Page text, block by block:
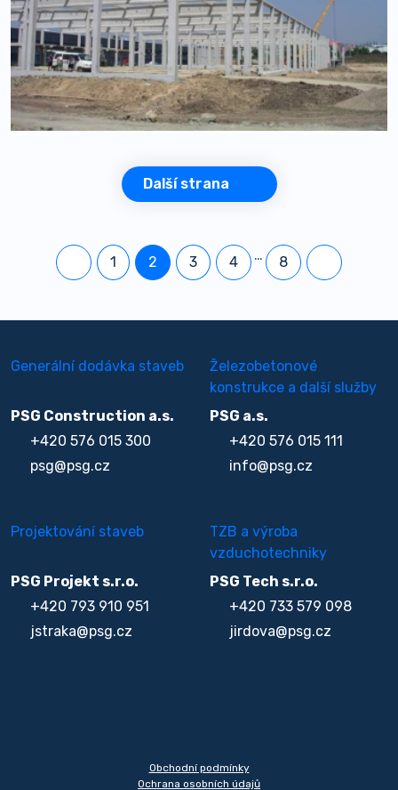
Další strana
1 2 3 4 … 8
Generální dodávka staveb
PSG Construction a.s.
+420 576 015 300
psg@psg.cz
Železobetonové
konstrukce a další služby
PSG a.s.
+420 576 015 111
info@psg.cz
Projektování staveb
PSG Projekt s.r.o.
+420 793 910 951
jstraka@psg.cz
TZB a výroba
vzduchotechniky
PSG Tech s.r.o.
+420 733 579 098
jirdova@psg.cz
Obchodní podmínky
Ochrana osobních údajů